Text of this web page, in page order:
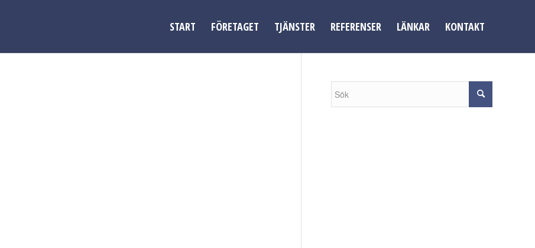
START FÖRETAGET TJÄNSTER REFERENSER LÄNKAR KONTAKT